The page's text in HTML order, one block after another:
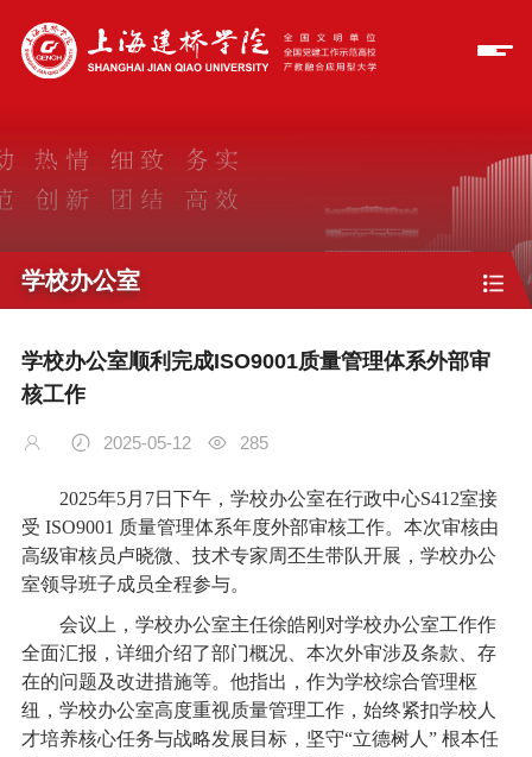
学校办公室
学校办公室顺利完成ISO9001质量管理体系外部审
核工作
2025-05-12 285
2025年5月7日下午，学校办公室在行政中心S412室接
受 ISO9001 质量管理体系年度外部审核工作。本次审核由
高级审核员卢晓微、技术专家周丕生带队开展，学校办公
室领导班子成员全程参与。
会议上，学校办公室主任徐皓刚对学校办公室工作作
全面汇报，详细介绍了部门概况、本次外审涉及条款、存
在的问题及改进措施等。他指出，作为学校综合管理枢
纽，学校办公室高度重视质量管理工作，始终紧扣学校人
才培养核心任务与战略发展目标，坚守“立德树人” 根本任